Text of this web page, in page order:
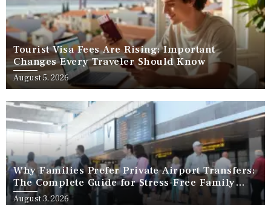
Tourist Visa Fees Are Rising: Important
Changes Every Traveler Should Know
August 5, 2026
Why Families Prefer Private Airport Transfers:
The Complete Guide for Stress-Free Family
Travel
August 3, 2026